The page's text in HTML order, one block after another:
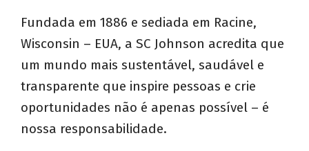
Fundada em 1886 e sediada em Racine,
Wisconsin – EUA, a SC Johnson acredita que
um mundo mais sustentável, saudável e
transparente que inspire pessoas e crie
oportunidades não é apenas possível – é
nossa responsabilidade.